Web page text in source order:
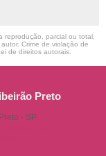
parcial ou total,
Crime de violação de
de direitos autorais
Preto
- SP